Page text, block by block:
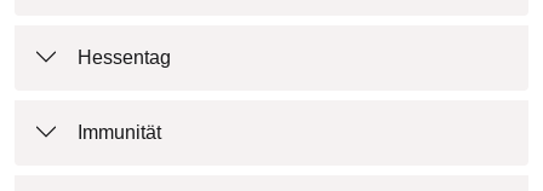
Hessentag
Immunität